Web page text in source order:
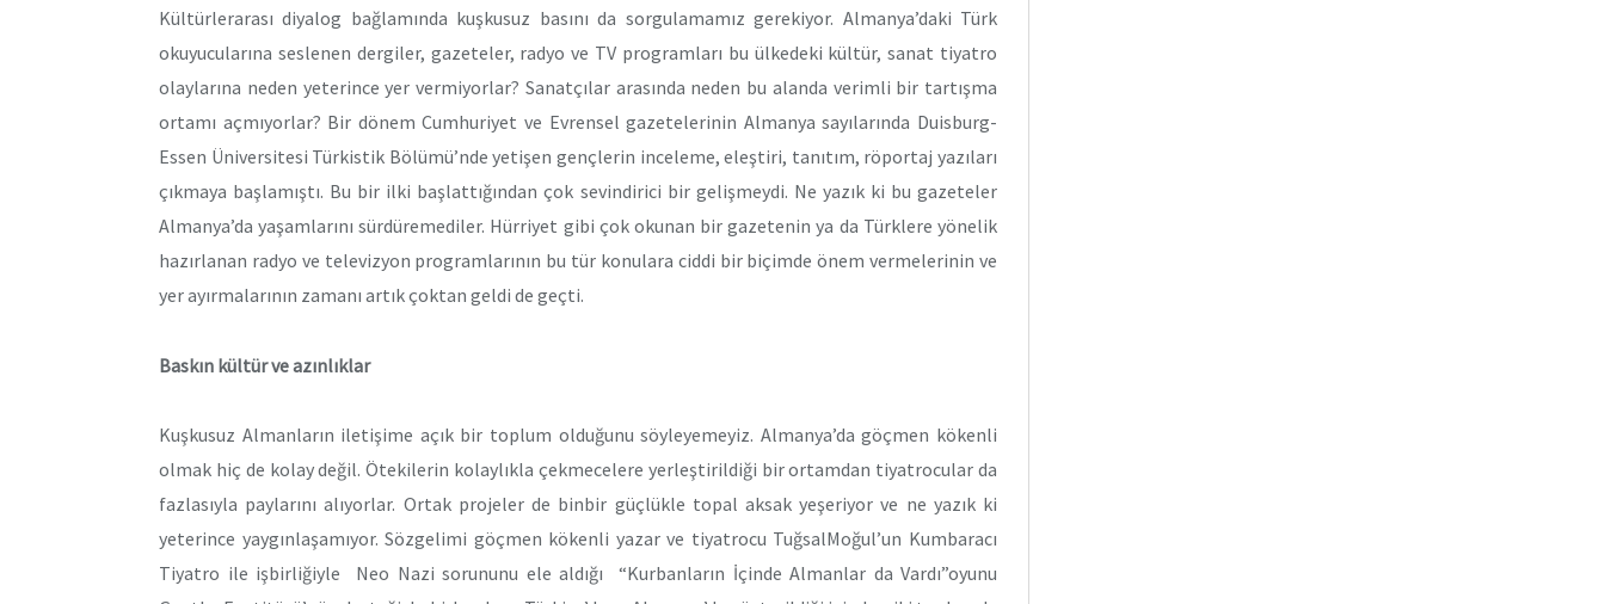
Kültürlerarası diyalog bağlamında kuşkusuz basını da sorgulamamız gerekiyor. Almanya’daki Türk
okuyucularına seslenen dergiler, gazeteler, radyo ve TV programları bu ülkedeki kültür, sanat tiyatro
olaylarına neden yeterince yer vermiyorlar? Sanatçılar arasında neden bu alanda verimli bir tartışma
ortamı açmıyorlar? Bir dönem Cumhuriyet ve Evrensel gazetelerinin Almanya sayılarında Duisburg-
Essen Üniversitesi Türkistik Bölümü’nde yetişen gençlerin inceleme, eleştiri, tanıtım, röportaj yazıları
çıkmaya başlamıştı. Bu bir ilki başlattığından çok sevindirici bir gelişmeydi. Ne yazık ki bu gazeteler
Almanya’da yaşamlarını sürdüremediler. Hürriyet gibi çok okunan bir gazetenin ya da Türklere yönelik
hazırlanan radyo ve televizyon programlarının bu tür konulara ciddi bir biçimde önem vermelerinin ve
yer ayırmalarının zamanı artık çoktan geldi de geçti.
Baskın kültür ve azınlıklar
Kuşkusuz Almanların iletişime açık bir toplum olduğunu söyleyemeyiz. Almanya’da göçmen kökenli
olmak hiç de kolay değil. Ötekilerin kolaylıkla çekmecelere yerleştirildiği bir ortamdan tiyatrocular da
fazlasıyla paylarını alıyorlar. Ortak projeler de binbir güçlükle topal aksak yeşeriyor ve ne yazık ki
yeterince yaygınlaşamıyor. Sözgelimi göçmen kökenli yazar ve tiyatrocu TuğsalMoğul’un Kumbaracı
Tiyatro ile işbirliğiyle Neo Nazi sorununu ele aldığı “Kurbanların İçinde Almanlar da Vardı”oyunu